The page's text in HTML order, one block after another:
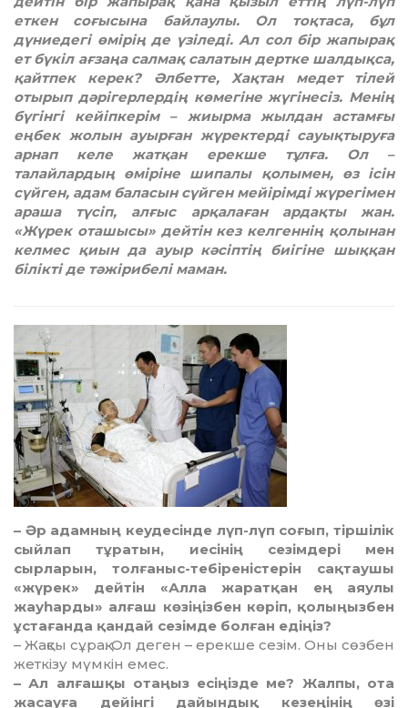
еткен соғысына байлаулы. Ол тоқтаса, бұл
дүниедегі өмірің де үзіледі. Ал сол бір жапырақ
ет бүкіл ағзаңа салмақ салатын дертке шалдықса,
қайтпек керек? Әлбетте, Хақтан медет тілей
отырып дәрігерлердің көмегіне жүгінесіз. Менің
бүгінгі кейіпкерім – жиырма жылдан астамғы
еңбек жолын ауырған жүректерді сауықтыруға
арнап келе жатқан ерекше тұлға. Ол –
талайлардың өміріне шипалы қолымен, өз ісін
сүйген, адам баласын сүйген мейірімді жүрегімен
араша түсіп, алғыс арқалаған ардақты жан.
«Жүрек оташысы» дейтін кез келгеннің қолынан
келмес қиын да ауыр кәсіптің биігіне шыққан
білікті де тәжірибелі маман.
– Әр адамның кеудесінде лүп-лүп соғып, тіршілік
сыйлап тұратын, иесінің сезімдері мен
сырларын, толғаныс-тебіреністерін сақ­тау­шы
«жүрек» дейтін «Алла жаратқан ең аяу­лы
жауһарды» алғаш көзіңізбен көріп, қо­лыңызбен
ұстағанда қандай сезімде бол­ған едіңіз?
– Жақсы сұрақ. Ол деген – ерекше се­зім. Оны сөзбен
жеткізу мүмкін емес.
– Ал алғашқы отаңыз есіңізде ме? Жал­пы, ота
жасауға дейінгі дайындық кезеңінің өзі